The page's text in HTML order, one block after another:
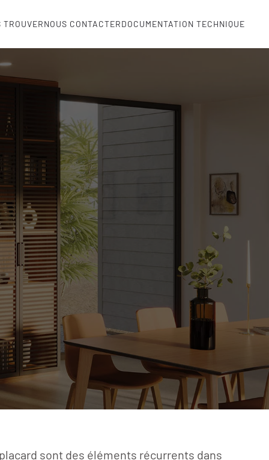
TROUVERNOUS CONTACTERDOCUMENTATION TECHNIQUE
sont des éléments récurrents dans